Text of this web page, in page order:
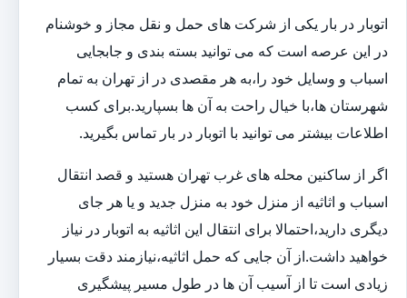
اتوبار در بار یکی از شرکت های حمل و نقل مجاز و خوشنام
در این عرصه است که می توانید بسته بندی و جابجایی
اسباب و وسایل خود را،به هر مقصدی در از تهران به تمام
شهرستان ها،با خیال راحت به آن ها بسپارید.برای کسب
اطلاعات بیشتر می توانید با اتوبار در بار تماس بگیرید.
اگر از ساکنین محله های غرب تهران هستید و قصد انتقال
اسباب و اثاثیه از منزل خود به منزل جدید و یا هر جای
دیگری دارید،احتمالا برای انتقال این اثاثیه به اتوبار در نیاز
خواهید داشت.از آن جایی که حمل اثاثیه،نیازمند دقت بسیار
زیادی است تا از آسیب آن ها در طول مسیر پیشگیری